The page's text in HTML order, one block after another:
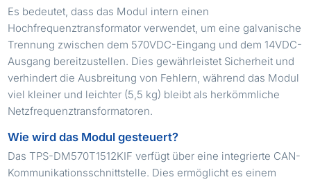
Es bedeutet, dass das Modul intern einen
Hochfrequenztransformator verwendet, um eine galvanische
Trennung zwischen dem 570VDC-Eingang und dem 14VDC-
Ausgang bereitzustellen. Dies gewährleistet Sicherheit und
verhindert die Ausbreitung von Fehlern, während das Modul
viel kleiner und leichter (5,5 kg) bleibt als herkömmliche
Netzfrequenztransformatoren.
Wie wird das Modul gesteuert?
Das TPS-DM570T1512KIF verfügt über eine integrierte CAN-
Kommunikationsschnittstelle. Dies ermöglicht es einem